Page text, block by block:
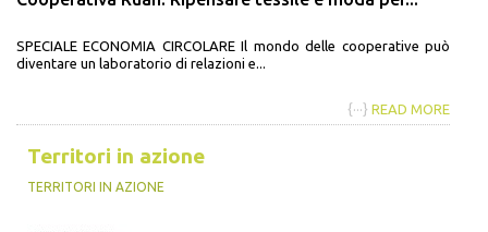
SPECIALE ECONOMIA CIRCOLARE Il mondo delle cooperative può
diventare un laboratorio di relazioni e...
{···} READ MORE
Territori in azione
TERRITORI IN AZIONE